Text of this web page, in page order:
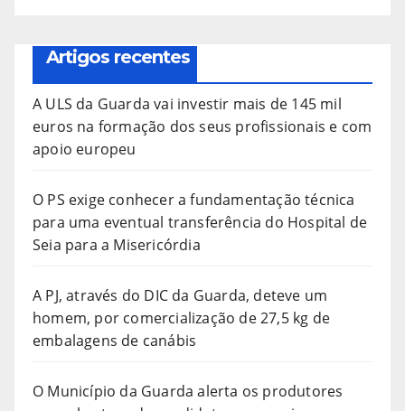
Artigos recentes
A ULS da Guarda vai investir mais de 145 mil
euros na formação dos seus profissionais e com
apoio europeu
O PS exige conhecer a fundamentação técnica
para uma eventual transferência do Hospital de
Seia para a Misericórdia
A PJ, através do DIC da Guarda, deteve um
homem, por comercialização de 27,5 kg de
embalagens de canábis
O Município da Guarda alerta os produtores